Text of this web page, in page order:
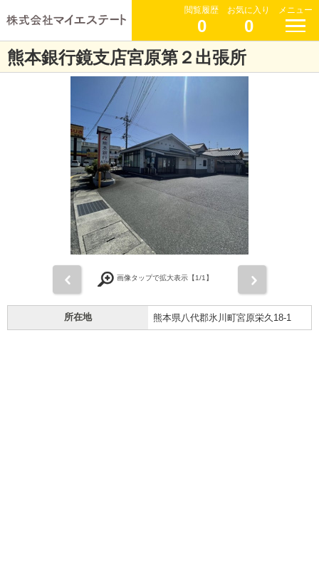
閲覧履歴
0
お気に入り
0
メニュー
熊本銀行鏡支店宮原第２出張所
画像タップで拡大表示【1/1】
所在地 熊本県八代郡氷川町宮原栄久18-1